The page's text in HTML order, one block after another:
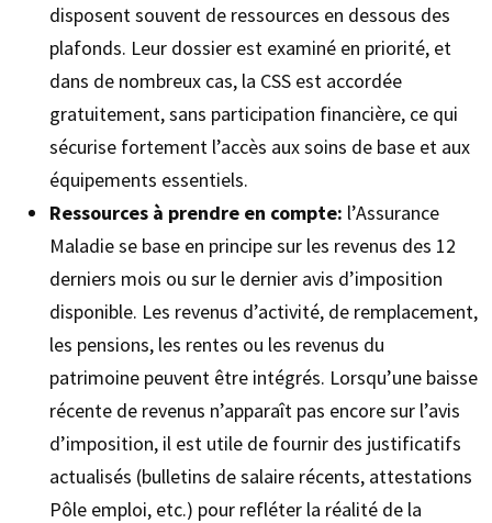
disposent souvent de ressources en dessous des
plafonds. Leur dossier est examiné en priorité, et
dans de nombreux cas, la CSS est accordée
gratuitement, sans participation financière, ce qui
sécurise fortement l’accès aux soins de base et aux
équipements essentiels.
Ressources à prendre en compte: l’Assurance
Maladie se base en principe sur les revenus des 12
derniers mois ou sur le dernier avis d’imposition
disponible. Les revenus d’activité, de remplacement,
les pensions, les rentes ou les revenus du
patrimoine peuvent être intégrés. Lorsqu’une baisse
récente de revenus n’apparaît pas encore sur l’avis
d’imposition, il est utile de fournir des justificatifs
actualisés (bulletins de salaire récents, attestations
Pôle emploi, etc.) pour refléter la réalité de la